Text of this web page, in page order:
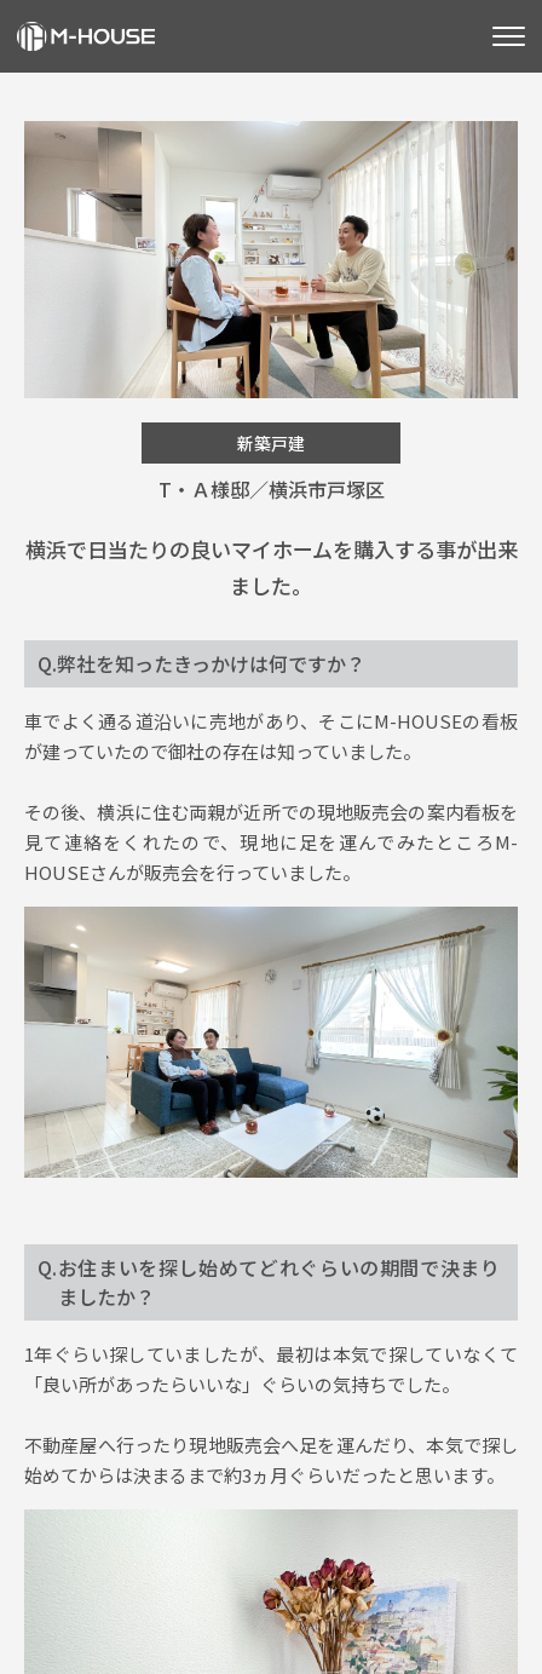
販売物件
不動産事業
お客様の声
0120-800-108
営業時間／10：00〜19：00 定休日／水曜日
お問い合わせ
新築戸建
T・Ａ様邸／横浜市戸塚区
横浜で日当たりの良いマイホームを購入する事が出来
ました。
Q.弊社を知ったきっかけは何ですか？
車でよく通る道沿いに売地があり、そこにM-HOUSEの看板
が建っていたので御社の存在は知っていました。
その後、横浜に住む両親が近所での現地販売会の案内看板を
見て連絡をくれたので、現地に足を運んでみたところM-
HOUSEさんが販売会を行っていました。
Q.お住まいを探し始めてどれぐらいの期間で決まり
ましたか？
1年ぐらい探していましたが、最初は本気で探していなくて
「良い所があったらいいな」ぐらいの気持ちでした。
不動産屋へ行ったり現地販売会へ足を運んだり、本気で探し
始めてからは決まるまで約3ヵ月ぐらいだったと思います。